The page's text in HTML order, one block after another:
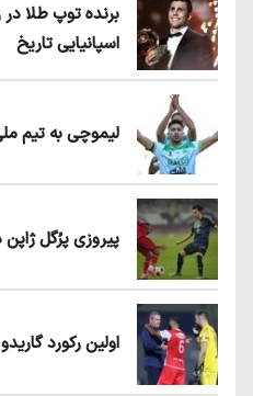
برنده توپ طلا در
اسپانیایی تاریخ
لیموچی به تیم
پیروزی پرُگل ژاپن
اولین رکورد